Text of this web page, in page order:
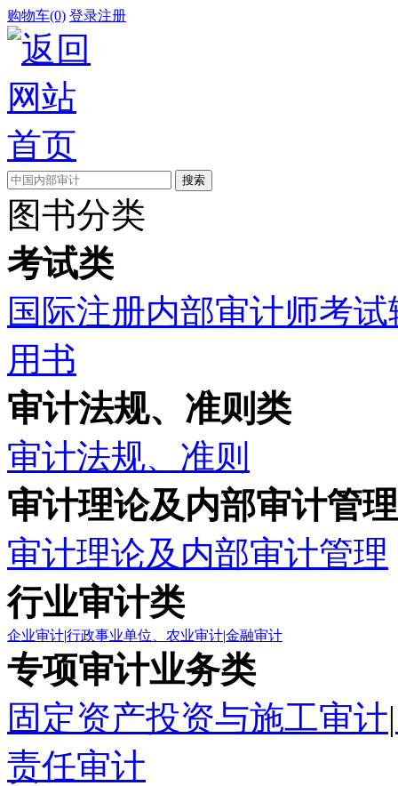
购物车(0) 登录注册
图书分类
考试类
国际注册内部审计师考
用书
审计法规、准则类
审计法规、准则
审计理论及内部审计管
审计理论及内部审计管理
行业审计类
企业审计|行政事业单位、农业审计|金融审计
专项审计业务类
固定资产投资与施工审计|
责任审计